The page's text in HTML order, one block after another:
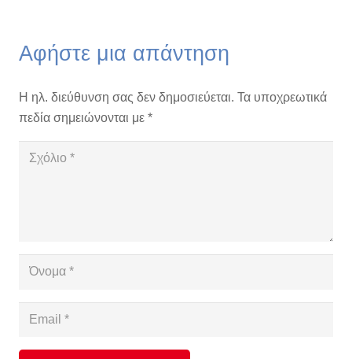
Αφήστε μια απάντηση
Η ηλ. διεύθυνση σας δεν δημοσιεύεται. Τα υποχρεωτικά
πεδία σημειώνονται με *